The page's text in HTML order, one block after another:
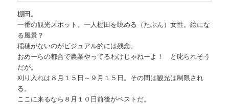
棚田。
一番の観光スポット。一人棚田を眺める（たぶん）女性。絵にな
る風景？
稲穂がないのがビジュアル的には残念。
おめーらの都合で農業やってるわけじゃねーよ！ と叱られそう
だが。
刈り入れは８月１５日～９月１５日。その間は観光は制限され
る。
ここに来るなら８月１０日前後がベストだ。